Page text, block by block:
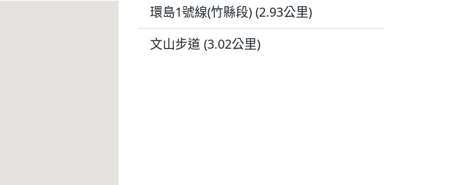
環島1號線(竹縣段) (2.93公里)
文山步道 (3.02公里)